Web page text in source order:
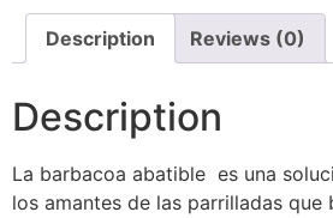
Description Reviews (0)
Description
La barbacoa abatible es una
los amantes de las parrilladas que